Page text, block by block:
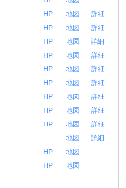
HP 地図
詳細
HP 地図
詳細
HP 地図
詳細
HP 地図
詳細
HP 地図
詳細
HP 地図
詳細
HP 地図
詳細
HP 地図
詳細
HP 地図
詳細
地図
詳細
HP
地図
HP 地図